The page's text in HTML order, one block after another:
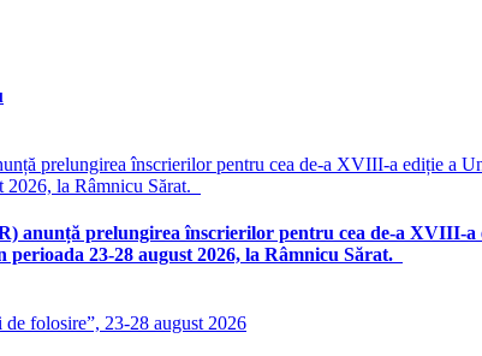
prelungirea înscrierilor pentru cea de-a XVIII-a
23-28 august 2026, la Râmnicu Sărat.